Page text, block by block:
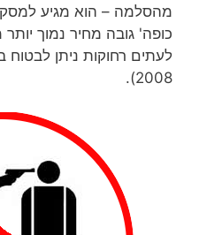
מהסלמה – הוא מגיע
כופה' גובה מחיר נמוך
לעתים רחוקות ניתן
2008).